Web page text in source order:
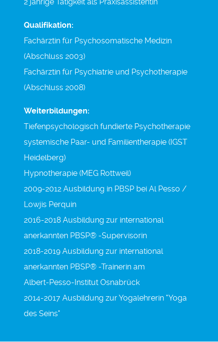
Qualifikation:
Fachärztin für Psychosomatische Medizin
(Abschluss 2003)
Fachärztin für Psychiatrie und Psychotherapie
(Abschluss 2008)
Weiterbildungen:
Tiefenpsychologisch fundierte Psychotherapie
systemische Paar- und Familientherapie (IGST
Heidelberg)
Hypnotherapie (MEG Rottweil)
2009-2012 Ausbildung in PBSP bei Al Pesso /
Lowjis Perquin
2016-2018 Ausbildung zur international
anerkannten PBSP® -Supervisorin
2018-2019 Ausbildung zur international
anerkannten PBSP® -Trainerin am
Albert-Pesso-Institut Osnabrück
2014-2017 Ausbildung zur Yogalehrerin "Yoga
des Seins"